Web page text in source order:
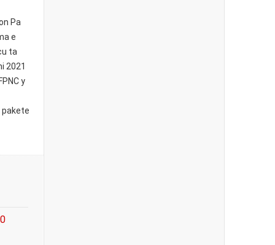
Pa
e
ta
2021
y